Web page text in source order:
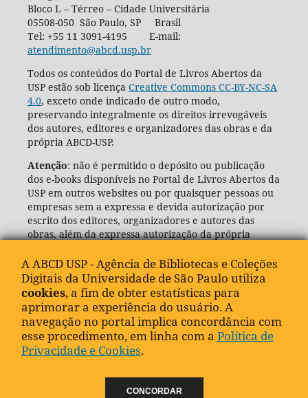
Bloco L – Térreo – Cidade Universitária
05508-050 São Paulo, SP Brasil
Tel: +55 11 3091-4195 E-mail:
atendimento@abcd.usp.br
Todos os conteúdos do Portal de Livros Abertos da
USP estão sob licença Creative Commons CC-BY-NC-SA
4.0, exceto onde indicado de outro modo,
preservando integralmente os direitos irrevogáveis
dos autores, editores e organizadores das obras e da
própria ABCD-USP.
Atenção: não é permitido o depósito ou publicação
dos e-books disponíveis no Portal de Livros Abertos da
USP em outros websites ou por quaisquer pessoas ou
empresas sem a expressa e devida autorização por
escrito dos editores, organizadores e autores das
obras, além da expressa autorização da própria
(ABCD-USP).
A ABCD USP - Agência de Bibliotecas e Coleções
Digitais da Universidade de São Paulo utiliza
cookies, a fim de obter estatísticas para
aprimorar a experiência do usuário. A
navegação no portal implica concordância com
esse procedimento, em linha com a Política de
Privacidade e Cookies.
CONCORDAR